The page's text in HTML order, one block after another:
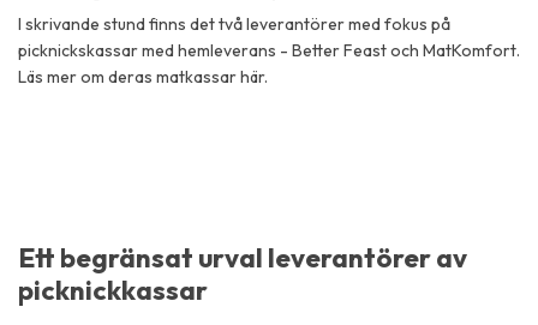
I skrivande stund finns det två leverantörer med fokus på
picknickskassar med hemleverans - Better Feast och MatKomfort.
Läs mer om deras matkassar här.
Ett begränsat urval leverantörer av
picknickkassar